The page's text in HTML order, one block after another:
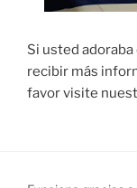
Si usted
recibir más
favor visite